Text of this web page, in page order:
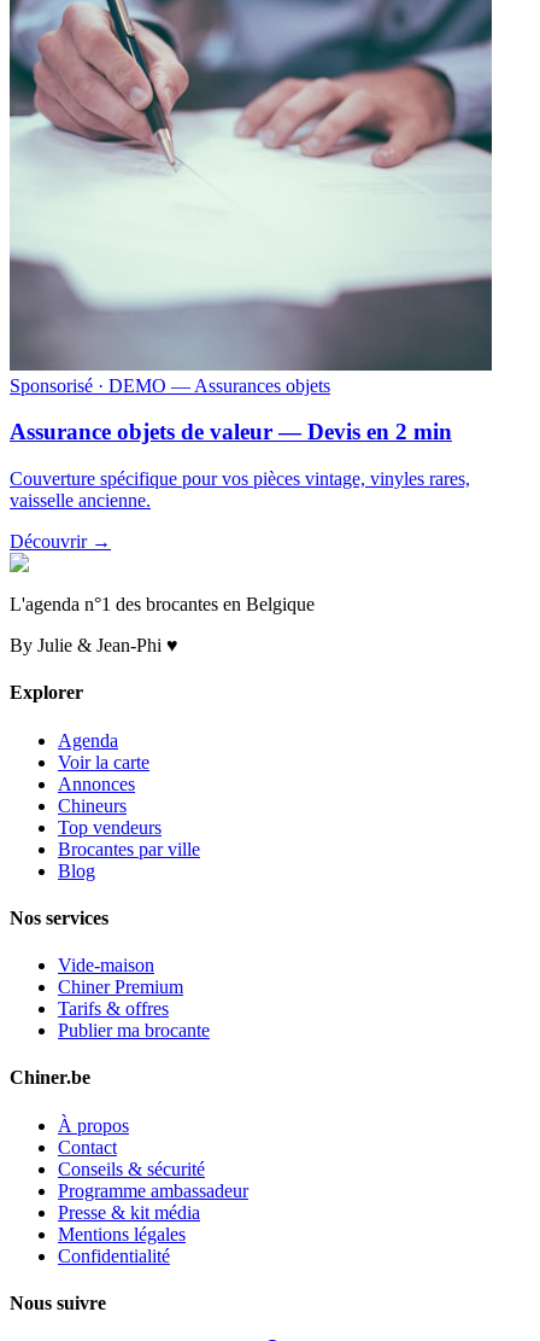
Sponsorisé · DEMO — Assurances objets
Assurance objets de valeur — Devis en 2 min
Couverture spécifique pour vos pièces vintage, vinyles rares,
vaisselle ancienne.
Découvrir →
L'agenda n°1 des brocantes en Belgique
By Julie & Jean-Phi ♥
Explorer
Agenda
Voir la carte
Annonces
Chineurs
Top vendeurs
Brocantes par ville
Blog
Nos services
Vide-maison
Chiner Premium
Tarifs & offres
Publier ma brocante
Chiner.be
À propos
Contact
Conseils & sécurité
Programme ambassadeur
Presse & kit média
Mentions légales
Confidentialité
Nous suivre